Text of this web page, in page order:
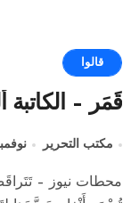
قالوا
قَمَر –
مكتب التحرير نوفمبر
محطات نيوز – تَتَراقَص وَتَتَمايَل بِأَغْصانها وَكَأَنَّها آلَة مُوسِيقِيَّة،